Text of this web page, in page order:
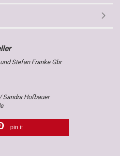
Stefan Franke Gbr
Sandra Hofbauer
pin it